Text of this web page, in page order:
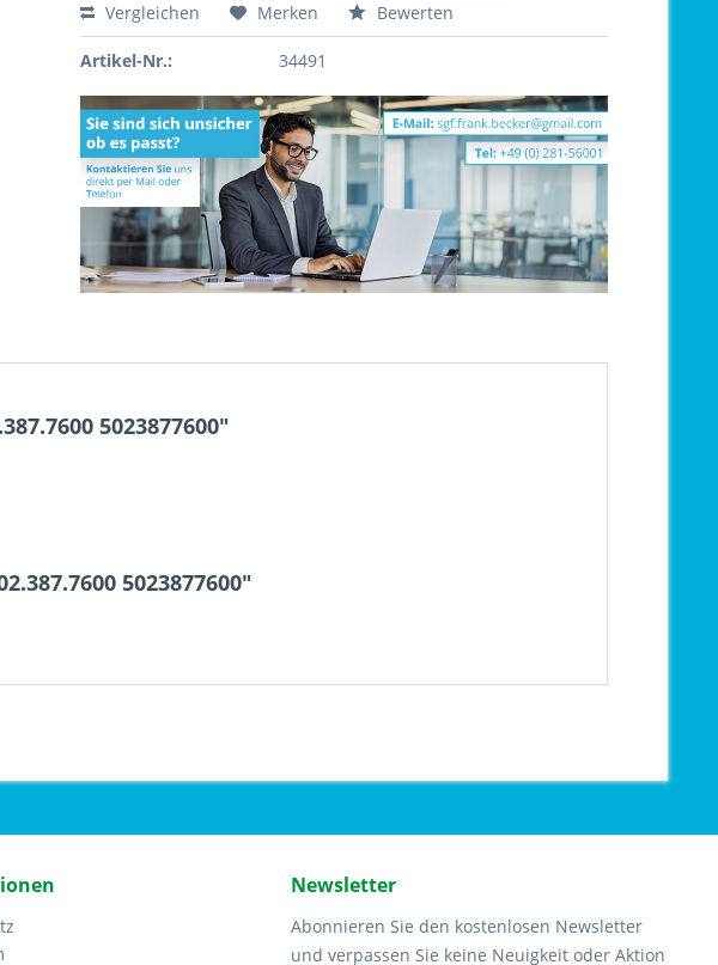
Vergleichen Merken Bewerten
Artikel-Nr.: 34491
5023877600"
5023877600"
Newsletter
Abonnieren Sie den kostenlosen Newsletter
und verpassen Sie keine Neuigkeit oder Aktion